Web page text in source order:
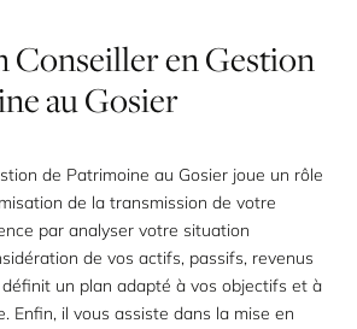
ConseillerenGestion
auGosier
de Patrimoine au Gosier joue un rôle
de la transmission de votre
par analyser votre situation
de vos actifs, passifs, revenus
un plan adapté à vos objectifs et à
Enfin, il vous assiste dans la mise en